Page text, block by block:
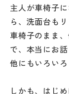
主人が車椅子
ら、洗面台も
車椅子のまま
で、本当にお
他にもいろい
しかも、はじ